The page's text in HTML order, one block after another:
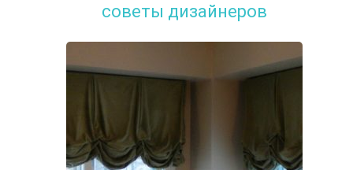
советы дизайнеров